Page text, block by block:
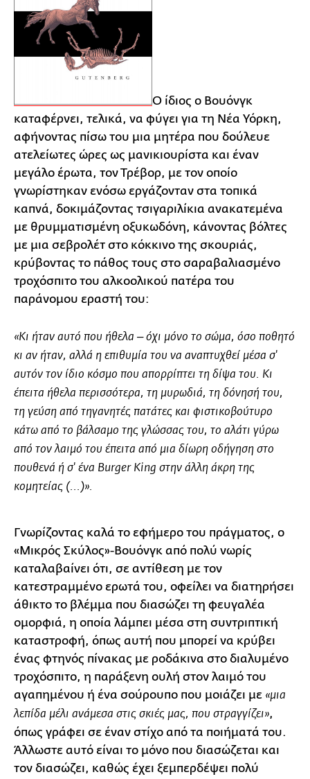
Ο ίδιος ο Βουόνγκ
καταφέρνει, τελικά, να φύγει για τη Νέα Υόρκη,
αφήνοντας πίσω του μια μητέρα που δούλευε
ατελείωτες ώρες ως μανικιουρίστα και έναν
μεγάλο έρωτα, τον Τρέβορ, με τον οποίο
γνωρίστηκαν ενόσω εργάζονταν στα τοπικά
καπνά, δοκιμάζοντας τσιγαριλίκια ανακατεμένα
με θρυμματισμένη οξυκωδόνη, κάνοντας βόλτες
με μια σεβρολέτ στο κόκκινο της σκουριάς,
κρύβοντας το πάθος τους στο σαραβαλιασμένο
τροχόσπιτο του αλκοολικού πατέρα του
παράνομου εραστή του:
«Κι ήταν αυτό που ήθελα ‒ όχι μόνο το σώμα, όσο ποθητό
κι αν ήταν, αλλά η επιθυμία του να αναπτυχθεί μέσα σ'
αυτόν τον ίδιο κόσμο που απορρίπτει τη δίψα του. Κι
έπειτα ήθελα περισσότερα, τη μυρωδιά, τη δόνησή του,
τη γεύση από τηγανητές πατάτες και φιστικοβούτυρο
κάτω από το βάλσαμο της γλώσσας του, το αλάτι γύρω
από τον λαιμό του έπειτα από μια δίωρη οδήγηση στο
πουθενά ή σ' ένα Burger King στην άλλη άκρη της
κομητείας (...)».
Γνωρίζοντας καλά το εφήμερο του πράγματος, ο
«Μικρός Σκύλος»-Βουόνγκ από πολύ νωρίς
καταλαβαίνει ότι, σε αντίθεση με τον
κατεστραμμένο ερωτά του, οφείλει να διατηρήσει
άθικτο το βλέμμα που διασώζει τη φευγαλέα
ομορφιά, η οποία λάμπει μέσα στη συντριπτική
καταστροφή, όπως αυτή που μπορεί να κρύβει
ένας φτηνός πίνακας με ροδάκινα στο διαλυμένο
τροχόσπιτο, η παράξενη ουλή στον λαιμό του
αγαπημένου ή ένα σούρουπο που μοιάζει με «μια
λεπίδα μέλι ανάμεσα στις σκιές μας, που στραγγίζει»,
όπως γράφει σε έναν στίχο από τα ποιήματά του.
Άλλωστε αυτό είναι το μόνο που διασώζεται και
τον διασώζει, καθώς έχει ξεμπερδέψει πολύ